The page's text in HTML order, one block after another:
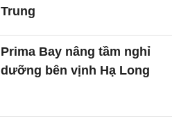
Trung
Prima Bay nâng tầm nghỉ
dưỡng bên vịnh Hạ Long